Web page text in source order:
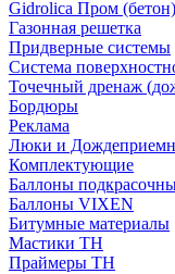
Gidrolica Пром (бетон)
Газонная решетка
Придверные системы
Система
Точечный дренаж
Бордюры
Рекламa
Люки и
Комплектующие
Баллоны
Баллоны VIXEN
Битумные материалы
Мастики ТН
Праймеры ТН